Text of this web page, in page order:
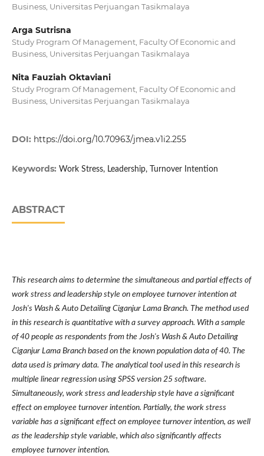
Business, Universitas Perjuangan Tasikmalaya
Arga Sutrisna
Study Program Of Management, Faculty Of Economic and
Business, Universitas Perjuangan Tasikmalaya
Nita Fauziah Oktaviani
Study Program Of Management, Faculty Of Economic and
Business, Universitas Perjuangan Tasikmalaya
DOI: https://doi.org/10.70963/jmea.v1i2.255
Keywords: Work Stress, Leadership, Turnover Intention
ABSTRACT
This research aims to determine the simultaneous and partial effects of
work stress and leadership style on employee turnover intention at
Josh's Wash & Auto Detailing Ciganjur Lama Branch. The method used
in this research is quantitative with a survey approach. With a sample
of 40 people as respondents from the Josh's Wash & Auto Detailing
Ciganjur Lama Branch based on the known population data of 40. The
data used is primary data. The analytical tool used in this research is
multiple linear regression using SPSS version 25 software.
Simultaneously, work stress and leadership style have a significant
effect on employee turnover intention. Partially, the work stress
variable has a significant effect on employee turnover intention, as well
as the leadership style variable, which also significantly affects
employee turnover intention.